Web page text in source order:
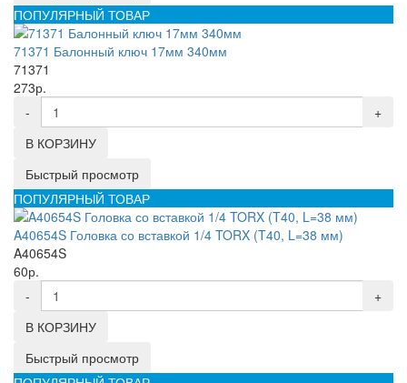
ПОПУЛЯРНЫЙ ТОВАР
71371 Балонный ключ 17мм 340мм
71371
273р.
-
+
В КОРЗИНУ
Быстрый просмотр
ПОПУЛЯРНЫЙ ТОВАР
A40654S Головка со вставкой 1/4 TORX (T40, L=38 мм)
A40654S
60р.
-
+
В КОРЗИНУ
Быстрый просмотр